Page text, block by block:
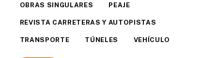
OBRAS SINGULARES PEAJE
REVISTA CARRETERAS Y AUTOPISTAS
TRANSPORTE TÚNELES VEHÍCULO